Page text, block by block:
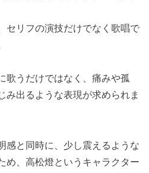
セリフの演技だけでなく歌唱で
歌うだけではなく、痛みや孤
み出るような表現が求められま
感と同時に、少し震えるような
め、高松燈というキャラクター